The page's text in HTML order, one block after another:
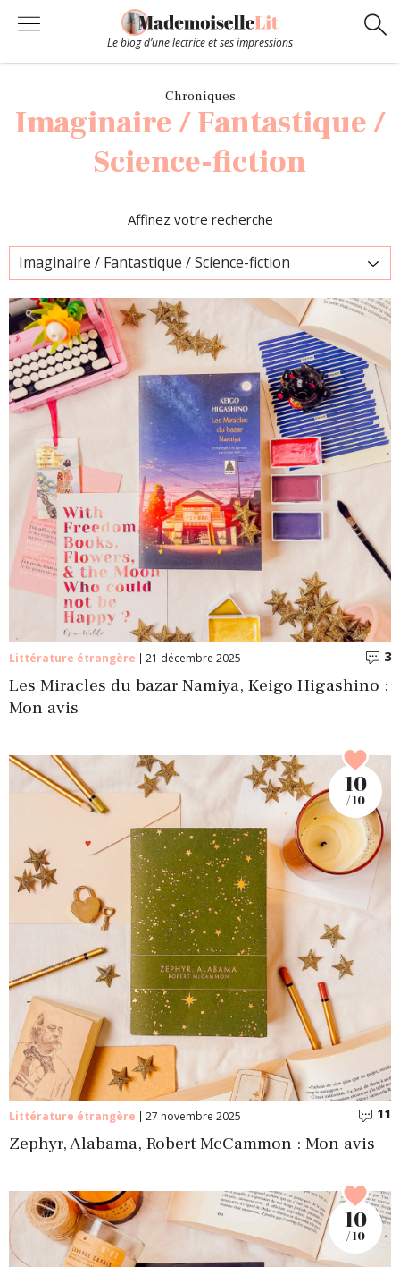
Le blog d’une lectrice et ses impressions
Chroniques
Coups de coeur
Bibliothèque
Contact
Chroniques
Imaginaire / Fantastique /
Science-fiction
Affinez votre recherche
Littérature étrangère 21 décembre 2025 3
Les Miracles du bazar Namiya, Keigo Higashino :
Mon avis
Littérature étrangère 27 novembre 2025 11
Zephyr, Alabama, Robert McCammon : Mon avis
10
/ 10
10
/ 10